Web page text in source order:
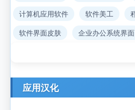
计算机应用软件
软件美工
软件界面皮肤
企业办公系统界面
应用汉化